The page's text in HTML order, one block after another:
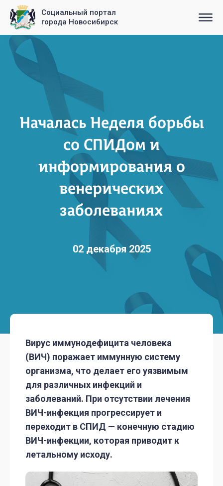
Социальный портал
города Новосибирск
Началась Неделя борьбы
со СПИДом и
информирования о
венерических
заболеваниях
02 декабря 2025
Вирус иммунодефицита человека
(ВИЧ) поражает иммунную систему
организма, что делает его уязвимым
для различных инфекций и
заболеваний. При отсутствии лечения
ВИЧ-инфекция прогрессирует и
переходит в СПИД — конечную стадию
ВИЧ-инфекции, которая приводит к
летальному исходу.